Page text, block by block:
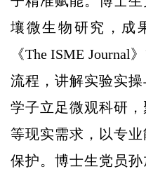
壤微生物研究，成
《The ISME
流程，讲解实验实
学子立足微观科研
等现实需求，以专
保护。博士生党员